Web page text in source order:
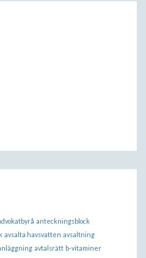
anteckningsblock
avsalta havsvatten avsaltning
avtalsrätt b-vitaminer